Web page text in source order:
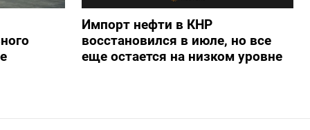
Импорт нефти в КНР
восстановился в июле, но все
еще остается на низком уровне